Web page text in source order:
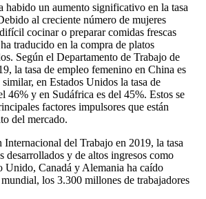
habido un aumento significativo en la tasa
al creciente número de mujeres
cocinar o preparar comidas frescas
traducido en la compra de platos
Según el Departamento de Trabajo de
la tasa de empleo femenino en China es
en Estados Unidos la tasa de
46% y en Sudáfrica es del 45%. Estos se
factores impulsores que están
del mercado.
Internacional del Trabajo en 2019, la tasa
desarrollados y de altos ingresos como
Unido, Canadá y Alemania ha caído
los 3.300 millones de trabajadores